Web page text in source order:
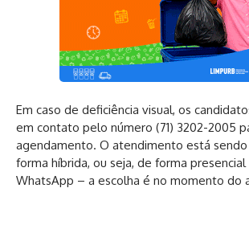
Em caso de deficiência visual, os
em contato pelo número (71) 3202-2005
agendamento. O atendimento está
forma híbrida, ou seja, de forma
WhatsApp – a escolha é no momento do